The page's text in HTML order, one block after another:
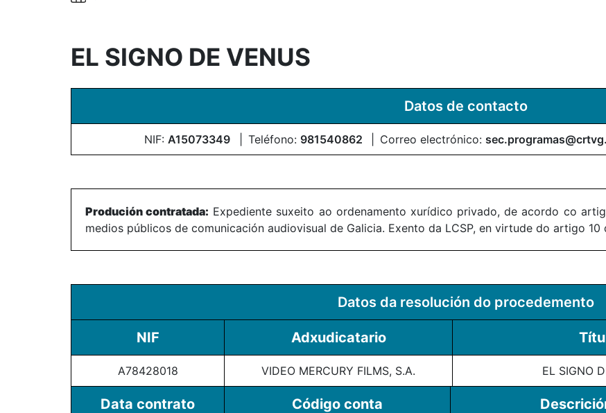
EL SIGNO DE VENUS
Datos de contacto
NIF: A15073349 Teléfono: 981540862 Correo electrónico:
Produción contratada: Expediente suxeito ao ordenamento xurídico privado, de acordo co
medios públicos de comunicación audiovisual de Galicia. Exento da LCSP, en virtude do artigo
Datos da resolución do procedemento
NIF Adxudicatario
A78428018 VIDEO MERCURY FILMS, S.A. EL SIGNO
Data contrato Código conta